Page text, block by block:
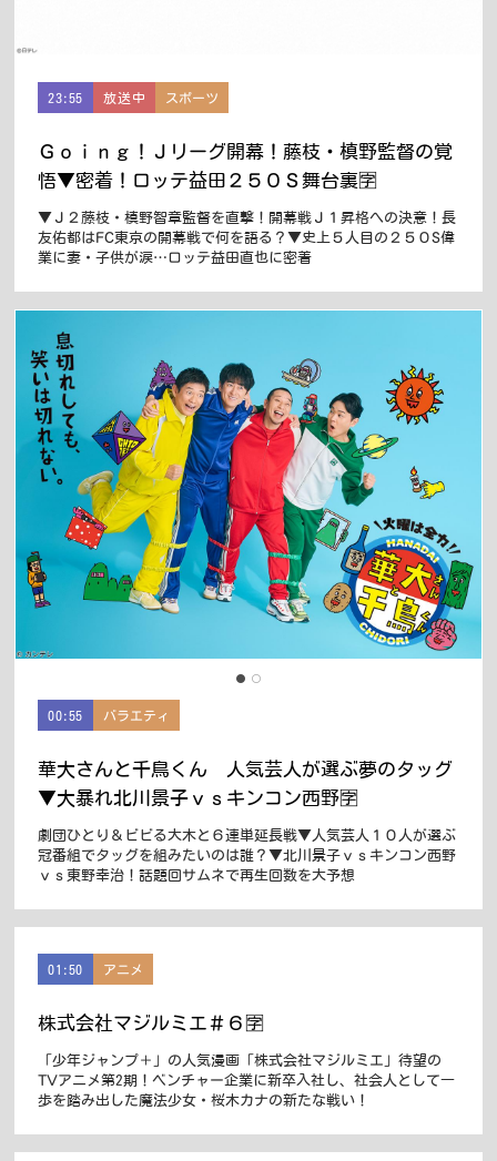
23:55 放送中 スポーツ
Ｇｏｉｎｇ！Ｊリーグ開幕！藤枝・槙野監督の覚
悟▼密着！ロッテ益田２５０Ｓ舞台裏🈑
▼Ｊ２藤枝・槙野智章監督を直撃！開幕戦Ｊ１昇格への決意！長
友佑都はFC東京の開幕戦で何を語る？▼史上５人目の２５０S偉
業に妻・子供が涙…ロッテ益田直也に密着
00:55 バラエティ
華大さんと千鳥くん 人気芸人が選ぶ夢のタッグ
▼大暴れ北川景子ｖｓキンコン西野🈑
劇団ひとり＆ビビる大木と６連単延長戦▼人気芸人１０人が選ぶ
冠番組でタッグを組みたいのは誰？▼北川景子ｖｓキンコン西野
ｖｓ東野幸治！話題回サムネで再生回数を大予想
01:50 アニメ
株式会社マジルミエ＃６🈑
「少年ジャンプ＋」の人気漫画「株式会社マジルミエ」待望の
TVアニメ第2期！ベンチャー企業に新卒入社し、社会人として一
歩を踏み出した魔法少女・桜木カナの新たな戦い！